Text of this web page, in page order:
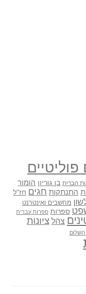
הברית בן גוריון הומור
התנתקות חגים חז"ל
מחשבים ואינטרנט
ספרות ספרות עברית
צהל ציונות
השלום